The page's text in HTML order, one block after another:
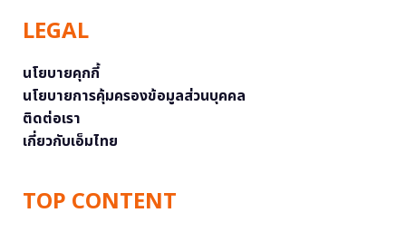
LEGAL
นโยบายคุกกี้
นโยบายการคุ้มครองข้อมูลส่วนบุคคล
ติดต่อเรา
เกี่ยวกับเอ็มไทย
TOP CONTENT